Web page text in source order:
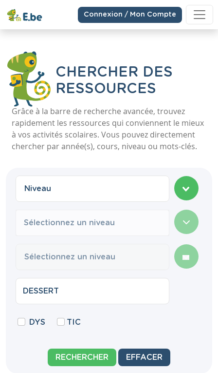
Connexion / Mon Compte
CHERCHER DES
RESSOURCES
Grâce à la barre de recherche avancée, trouvez
rapidement les ressources qui conviennent le mieux
à vos activités scolaires. Vous pouvez directement
chercher par année(s), cours, niveau ou mots-clés.
Sélectionnez un niveau
DYS TIC
RECHERCHER EFFACER